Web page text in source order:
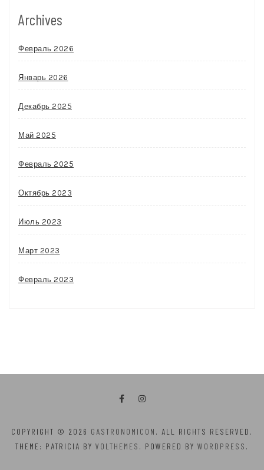
Archives
Февраль 2026
Январь 2026
Декабрь 2025
Май 2025
Февраль 2025
Октябрь 2023
Июль 2023
Март 2023
Февраль 2023
COPYRIGHT © 2026 GASTRONOMICON . ALL RIGHTS RESERVED.
THEME: PATRICIA BY VOLTHEMES . POWERED BY WORDPRESS .